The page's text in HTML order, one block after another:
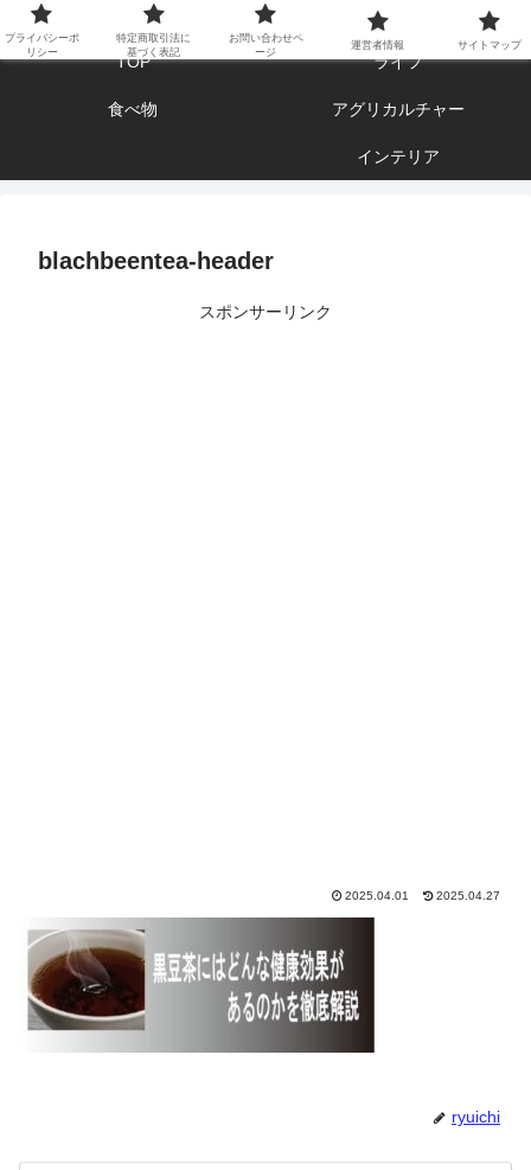
エンジョイ ブログライフ
TOP ライフ
食べ物 アグリカルチャー
インテリア
blachbeentea-header
スポンサーリンク
2025.04.01 2025.04.27
ryuichi
プライバシーポ
リシー
特定商取引法に
基づく表記
お問い合わせペ
ージ
運営者情報 サイトマップ